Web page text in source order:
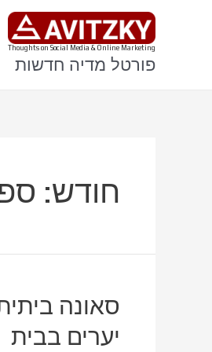
Thoughts on Social Media & Online Marketing
פורטל מדיה חדשות
חודש:
סאונה
יערים בבית